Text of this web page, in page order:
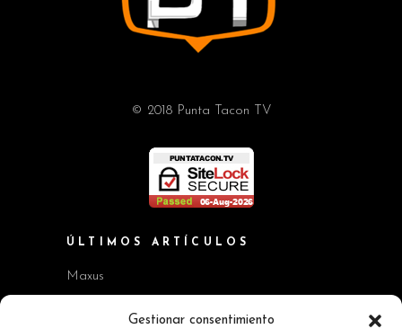
Gestionar consentimiento
© 2018 Punta Tacon TV
ÚLTIMOS ARTÍCULOS
Maxus
Workshop BMW Neue Klasse